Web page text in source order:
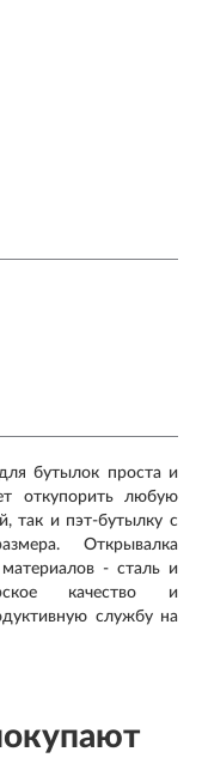
бутылок проста и
откупорить любую
так и пэт-бутылку с
Открывалка
- сталь и
качество и
службу на